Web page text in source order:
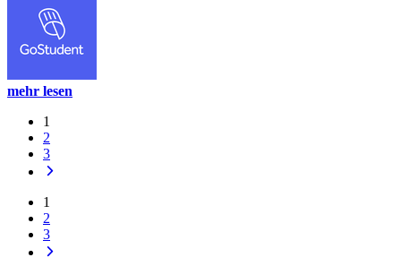
mehr lesen
1
2
3
1
2
3